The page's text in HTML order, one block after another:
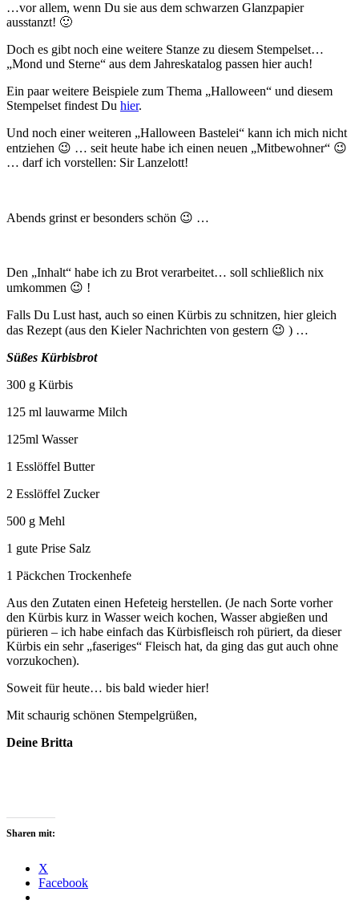
…vor allem, wenn Du sie aus dem schwarzen Glanzpapier
ausstanzt! 🙂
Doch es gibt noch eine weitere Stanze zu diesem Stempelset…
„Mond und Sterne“ aus dem Jahreskatalog passen hier auch!
Ein paar weitere Beispiele zum Thema „Halloween“ und diesem
Stempelset findest Du hier.
Und noch einer weiteren „Halloween Bastelei“ kann ich mich nicht
entziehen 😉 … seit heute habe ich einen neuen „Mitbewohner“ 😉
… darf ich vorstellen: Sir Lanzelott!
Abends grinst er besonders schön 😉 …
Den „Inhalt“ habe ich zu Brot verarbeitet… soll schließlich nix
umkommen 😉 !
Falls Du Lust hast, auch so einen Kürbis zu schnitzen, hier gleich
das Rezept (aus den Kieler Nachrichten von gestern 😉 ) …
Süßes Kürbisbrot
300 g Kürbis
125 ml lauwarme Milch
125ml Wasser
1 Esslöffel Butter
2 Esslöffel Zucker
500 g Mehl
1 gute Prise Salz
1 Päckchen Trockenhefe
Aus den Zutaten einen Hefeteig herstellen. (Je nach Sorte vorher
den Kürbis kurz in Wasser weich kochen, Wasser abgießen und
pürieren – ich habe einfach das Kürbisfleisch roh püriert, da dieser
Kürbis ein sehr „faseriges“ Fleisch hat, da ging das gut auch ohne
vorzukochen).
Soweit für heute… bis bald wieder hier!
Mit schaurig schönen Stempelgrüßen,
Deine Britta
Sharen mit:
X
Facebook